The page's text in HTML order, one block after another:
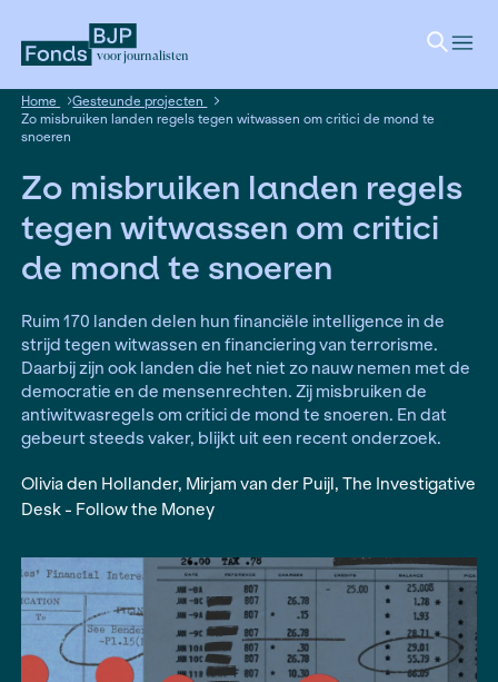
Home
Gesteunde projecten
Zo misbruiken landen regels tegen witwassen om critici de
Zo misbruiken landen
tegen witwassen om
de mond te snoeren
Ruim 170 landen delen hun financiële
strijd tegen witwassen en financiering van
democratie en de mensenrechten. Zij
antiwitwasregels om critici de mond te snoeren.
Olivia den Hollander, Mirjam van der Puijl, The
Desk - Follow the Money